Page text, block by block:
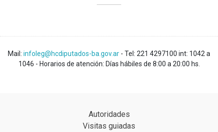
Mail: infoleg@hcdiputados-ba.gov.ar - Tel: 221 4297100 int: 1042 a
1046 - Horarios de atención: Días hábiles de 8:00 a 20:00 hs.
Autoridades
Visitas guiadas